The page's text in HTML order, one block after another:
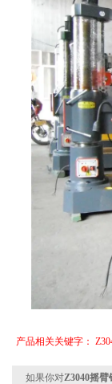
产品相关关键字：
如果你对Z3040摇臂